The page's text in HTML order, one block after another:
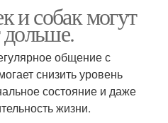
и собак могут
дольше.
общение с
снизить уровень
состояние и даже
жизни.